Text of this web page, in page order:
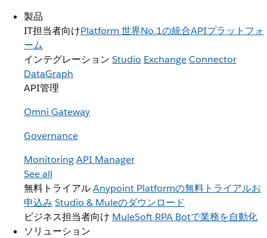
製品
IT担当者向けPlatform 世界No.1の統合APIプラットフォ
ーム
インテグレーション Studio ExchangeConnector
DataGraph
API管理
Omni Gateway
Governance
MonitoringAPI Manager
See all
無料トライアルAnypoint Platformの無料トライアルお
申込み Studio & Muleのダウンロード
ビジネス担当者向け MuleSoft RPA Botで業務を自動化
ソリューション